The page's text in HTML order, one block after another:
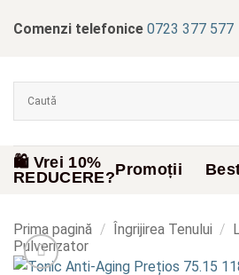
Comenzi telefonice 0723 377 577
🛍️ Vrei 10%
REDUCERE?Promoții
Prima pagină / Îngrijirea Tenului /
Pulverizator